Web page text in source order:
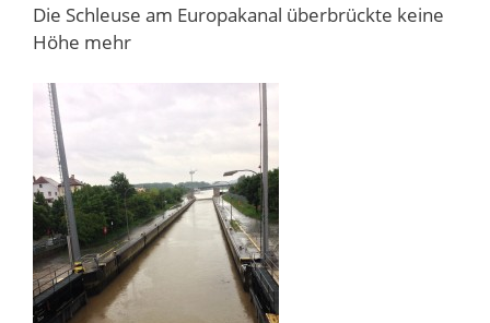
Die Schleuse am Europakanal überbrückte keine
Höhe mehr